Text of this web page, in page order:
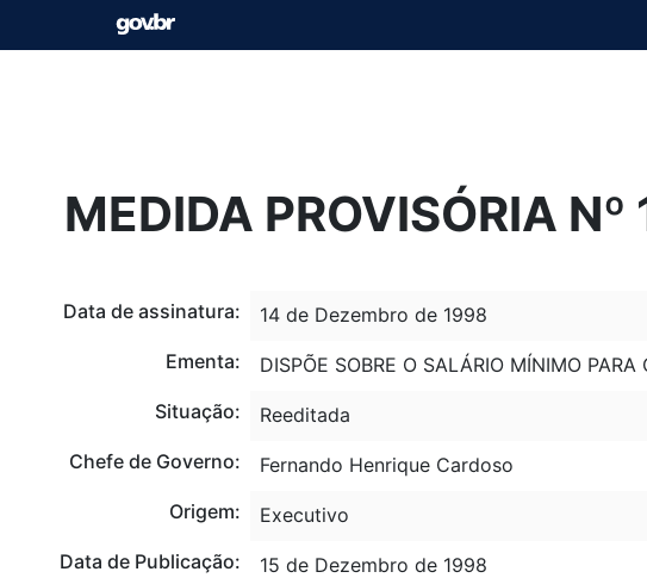
MEDIDA PROVISÓRIA
Data de assinatura:
14 de Dezembro de 1998
Ementa:
DISPÕE SOBRE O SALÁRIO MÍNIMO
Situação:
Reeditada
Chefe de Governo:
Fernando Henrique Cardoso
Origem:
Executivo
Data de Publicação:
15 de Dezembro de 1998